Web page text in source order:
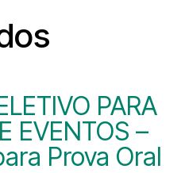
PARA
EVENTOS –
Prova Oral